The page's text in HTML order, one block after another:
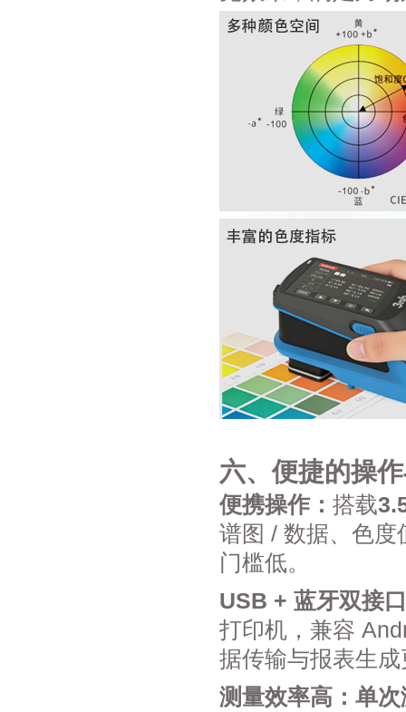
六、便捷的操
便携操作： 搭载
谱图 / 数据、色度
门槛低。
USB + 蓝牙双接
打印机，兼容
据传输与报表生
测量效率高：单